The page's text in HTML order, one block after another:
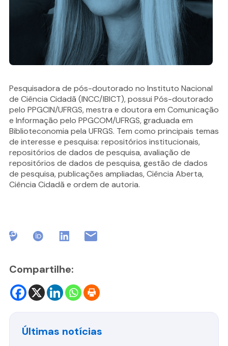
Pesquisadora de pós-doutorado no Instituto Nacional
de Ciência Cidadã (INCC/IBICT), possui Pós-doutorado
pelo PPGCIN/UFRGS, mestra e doutora em Comunicação
e Informação pelo PPGCOM/UFRGS, graduada em
Biblioteconomia pela UFRGS. Tem como principais temas
de interesse e pesquisa: repositórios institucionais,
repositórios de dados de pesquisa, avaliação de
repositórios de dados de pesquisa, gestão de dados
de pesquisa, publicações ampliadas, Ciência Aberta,
Ciência Cidadã e ordem de autoria.
Compartilhe:
Últimas notícias